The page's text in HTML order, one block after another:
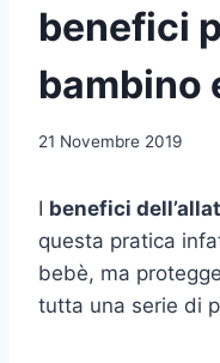
benefici
bambino
21 Novembre 2019
I benefici
questa pratica
bebè, ma
tutta una serie di